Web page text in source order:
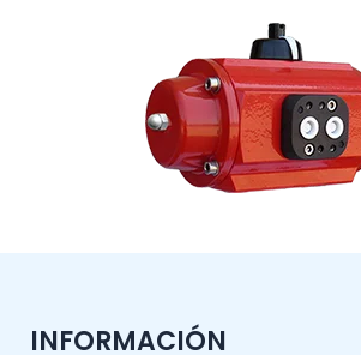
INFORMACIÓN